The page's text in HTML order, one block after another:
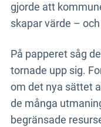
gjorde att
skapar värde –
På papperet såg
tornade upp sig.
om det nya sättet
de många
begränsade